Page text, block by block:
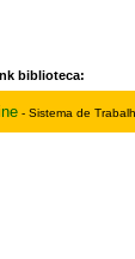
biblioteca:
- Sistema de